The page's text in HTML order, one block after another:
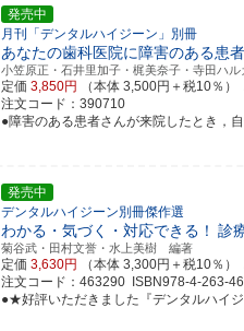
発売中
月刊「デンタルハイジーン」別冊
あなたの歯科医院に障害のある患
小笠原正・石井里加子・梶美奈子・寺田ハ
定価 3,850円 （本体 3,500円＋税10％）
注文コード：390710
●障害のある患者さんが来院したとき，
発売中
デンタルハイジーン別冊傑作選
わかる・気づく・対応できる！ 診
菊谷武・田村文誉・水上美樹 編著
定価 3,630円 （本体 3,300円＋税10％）
注文コード：463290 ISBN978-4-263-
●★好評いただきました『デンタルハイ